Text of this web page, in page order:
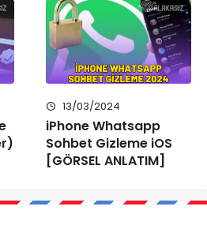
13/03/2024
iPhone Whatsapp
Sohbet Gizleme iOS
[GÖRSEL ANLATIM]